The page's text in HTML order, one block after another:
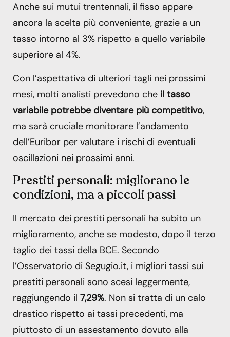
Anche sui mutui trentennali, il fisso appare
ancora la scelta più conveniente, grazie a un
tasso intorno al 3% rispetto a quello variabile
superiore al 4%.
Con l’aspettativa di ulteriori tagli nei prossimi
mesi, molti analisti prevedono che il tasso
variabile potrebbe diventare più competitivo,
ma sarà cruciale monitorare l’andamento
dell’Euribor per valutare i rischi di eventuali
oscillazioni nei prossimi anni.
Prestiti personali: migliorano le
condizioni, ma a piccoli passi
Il mercato dei prestiti personali ha subito un
miglioramento, anche se modesto, dopo il terzo
taglio dei tassi della BCE. Secondo
l’Osservatorio di Segugio.it, i migliori tassi sui
prestiti personali sono scesi leggermente,
raggiungendo il 7,29%. Non si tratta di un calo
drastico rispetto ai tassi precedenti, ma
piuttosto di un assestamento dovuto alla